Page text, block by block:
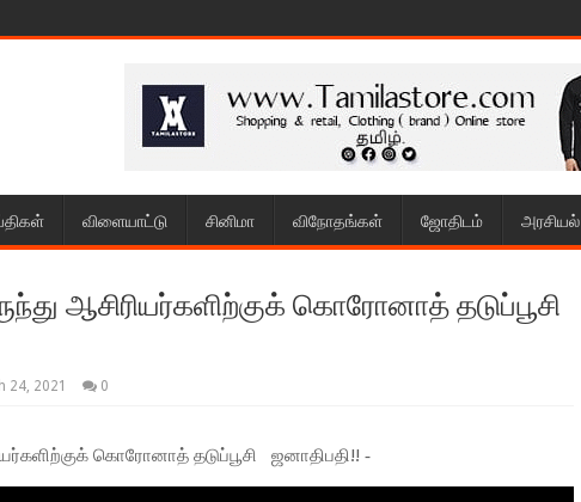
விளையாட்டு சினிமா விநோதங்கள் ஜோதிடம் அரசியல்
ஆசிரியர்களிற்குக் கொரோனாத் தடுப்பூசி
24, 2021 0
கொரோனாத் தடுப்பூசி ஜனாதிபதி!! ‐